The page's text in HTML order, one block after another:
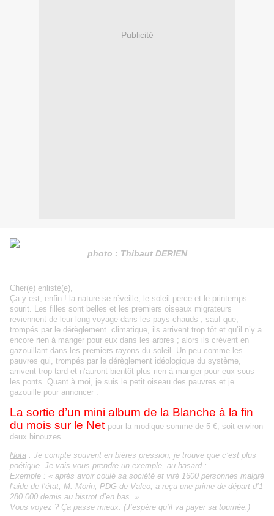
Publicité
photo : Thibaut DERIEN
Cher(e) enlisté(e),
Ça y est, enfin ! la nature se réveille, le soleil perce et le printemps
sourit. Les filles sont belles et les premiers oiseaux migrateurs
reviennent de leur long voyage dans les pays chauds ; sauf que,
trompés par le dérèglement climatique, ils arrivent trop tôt et qu’il n’y a
encore rien à manger pour eux dans les arbres ; alors ils crèvent en
gazouillant dans les premiers rayons du soleil. Un peu comme les
pauvres qui, trompés par le dérèglement idéologique du système,
arrivent trop tard et n’auront bientôt plus rien à manger pour eux sous
les ponts. Quant à moi, je suis le petit oiseau des pauvres et je
gazouille pour annoncer :
La sortie d’un mini album de la Blanche à la fin
du mois sur le Net pour la modique somme de 5 €, soit environ
deux binouzes
Nota : Je compte souvent en bières pression, je trouve que c’est plus
poétique. Je vais vous prendre un exemple, au hasard :
Exemple : « après avoir coulé sa société et viré 1600 personnes malgré
l’aide de l’état, M. Morin, PDG de Valeo, a reçu une prime de départ d’1
280 000 demis au bistrot d’en bas. »
Vous voyez ? Ça passe mieux. (J’espère qu’il va payer sa tournée.)